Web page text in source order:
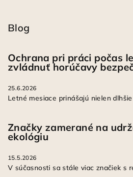
Blog
Ochrana pri práci počas
zvládnuť horúčavy
25.6.2026
Letné mesiace prinášajú nielen
Značky zamerané na
ekológiu
15.5.2026
V súčasnosti sa stále viac značiek s